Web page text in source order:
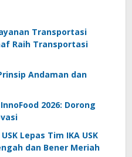
Transportasi
Raih Transportasi
Andaman dan
2026: Dorong
Lepas Tim IKA USK
dan Bener Meriah